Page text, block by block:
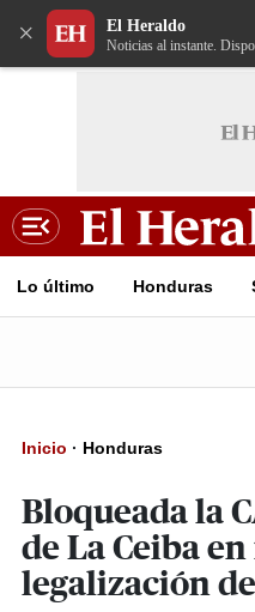
× El Heraldo
Noticias al instante.
Lo último Honduras
Inicio · Honduras
Bloqueada la
de La Ceiba
legalización